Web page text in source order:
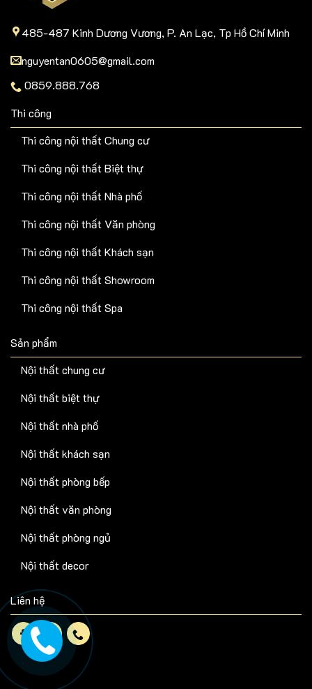
485-487 Kinh Dương Vương, P. An Lạc, Tp Hồ Chí Minh
nguyentan0605@gmail.com
0859.888.768
Thi công
Thi công nội thất Chung cư
Thi công nội thất Biệt thự
Thi công nội thất Nhà phố
Thi công nội thất Văn phòng
Thi công nội thất Khách sạn
Thi công nội thất Showroom
Thi công nội thất Spa
Sản phẩm
Nội thất chung cư
Nội thất biệt thự
Nội thất nhà phố
Nội thất khách sạn
Nội thất phòng bếp
Nội thất văn phòng
Nội thất phòng ngủ
Nội thất decor
Liên hệ